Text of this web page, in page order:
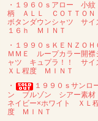
・１９６０ｓアロー 小紋
柄 ＡＬＬ ＣＯＴＴＯＮ
ボタンダウンシャツ サイ
１６ｈ ＭＩＮＴ
・１９９０ｓＫＥＮＺＯＨ
ＭＭＥ ループカラー開襟
ャツ キュプラ！！ サイ
ＸＬ程度 ＭＩＮＴ
・
１９９０ｓサンロ
ン ブルゾン シアー素材
ネイビー×ホワイト ＸＬ
度 ＭＩＮＴ